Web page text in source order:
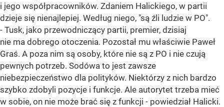
i jego współpracowników. Zdaniem Halickiego, w partii
dzieje się nienajlepiej. Według niego, "są źli ludzie w PO".
- Tusk, jako przewodniczący partii, premier, dzisiaj
nie ma dobrego otoczenia. Pozostał mu właściwie Paweł
Graś. A poza nim są osoby, które nie są z PO i nie czują
pewnych potrzeb. Sodówa to jest zawsze
niebezpieczeństwo dla polityków. Niektórzy z nich bardzo
szybko zdobyli pozycje i funkcje. Ale autorytet trzeba mieć
w sobie, on nie może brać się z funkcji - powiedział Halicki.